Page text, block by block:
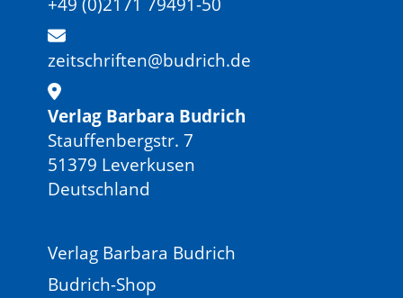
zeitschriften@budrich.de
Verlag Barbara Budrich
Stauffenbergstr. 7
51379 Leverkusen
Deutschland
Verlag Barbara Budrich
Budrich-Shop